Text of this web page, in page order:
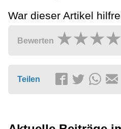
War dieser Artikel
Bewerten
Teilen